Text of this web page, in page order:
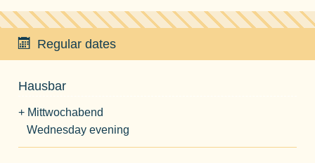
Regular dates
Hausbar
+ Mittwochabend
Wednesday evening